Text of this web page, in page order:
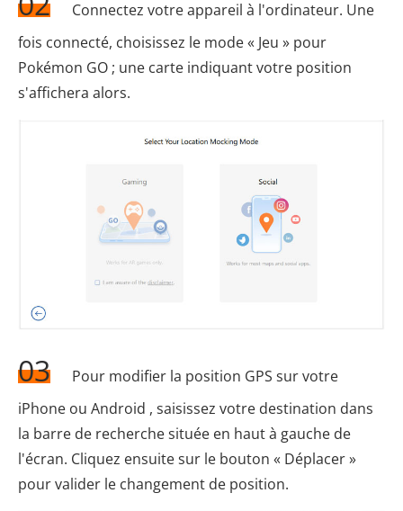
Connectez votre appareil à l'ordinateur. Une
fois connecté, choisissez le mode « Jeu » pour
Pokémon GO ; une carte indiquant votre position
s'affichera alors.
03
Pour modifier la position GPS sur votre
iPhone ou Android , saisissez votre destination dans
la barre de recherche située en haut à gauche de
l'écran. Cliquez ensuite sur le bouton « Déplacer »
pour valider le changement de position.